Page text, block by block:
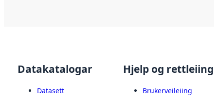
Datakatalogar
Datasett
Hjelp og rettleiing
Brukerveileiing